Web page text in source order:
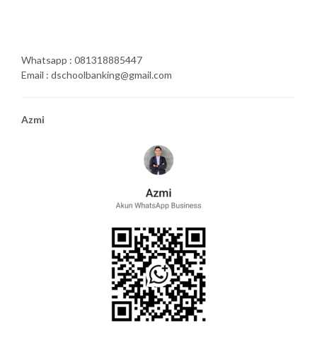
Whatsapp : 081318885447
Email : dschoolbanking@gmail.com
Azmi